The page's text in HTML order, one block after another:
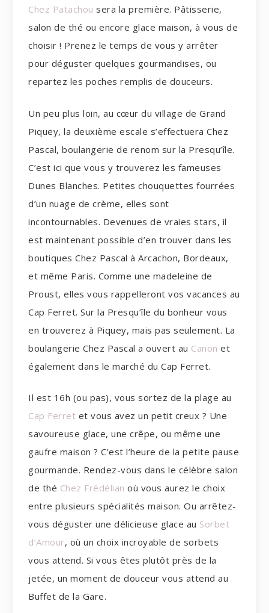
Chez Patachou sera la première. Pâtisserie,
salon de thé ou encore glace maison, à vous de
choisir ! Prenez le temps de vous y arrêter
pour déguster quelques gourmandises, ou
repartez les poches remplis de douceurs.
Un peu plus loin, au cœur du village de Grand
Piquey, la deuxième escale s’effectuera Chez
Pascal, boulangerie de renom sur la Presqu’île.
C’est ici que vous y trouverez les fameuses
Dunes Blanches. Petites chouquettes fourrées
d’un nuage de crème, elles sont
incontournables. Devenues de vraies stars, il
est maintenant possible d’en trouver dans les
boutiques Chez Pascal à Arcachon, Bordeaux,
et même Paris. Comme une madeleine de
Proust, elles vous rappelleront vos vacances au
Cap Ferret. Sur la Presqu’île du bonheur vous
en trouverez à Piquey, mais pas seulement. La
boulangerie Chez Pascal a ouvert au Canon et
également dans le marché du Cap Ferret.
Il est 16h (ou pas), vous sortez de la plage au
Cap Ferret et vous avez un petit creux ? Une
savoureuse glace, une crêpe, ou même une
gaufre maison ? C’est l’heure de la petite pause
gourmande. Rendez-vous dans le célèbre salon
de thé Chez Frédélian où vous aurez le choix
entre plusieurs spécialités maison. Ou arrêtez-
vous déguster une délicieuse glace au Sorbet
d’Amour, où un choix incroyable de sorbets
vous attend. Si vous êtes plutôt près de la
jetée, un moment de douceur vous attend au
Buffet de la Gare.